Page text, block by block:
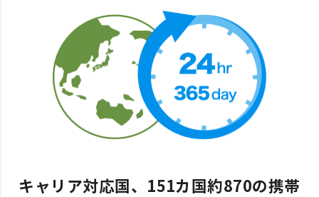
キャリア対応国、151カ国約870の携帯